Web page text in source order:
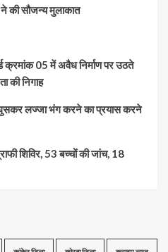
ने की सौजन्य मुलाकात
क्रमांक 05 में अवैध निर्माण पर उठते
की निगाह
लज्जा भंग करने का प्रयास करने
शिविर, 53 बच्चों की जांच, 18